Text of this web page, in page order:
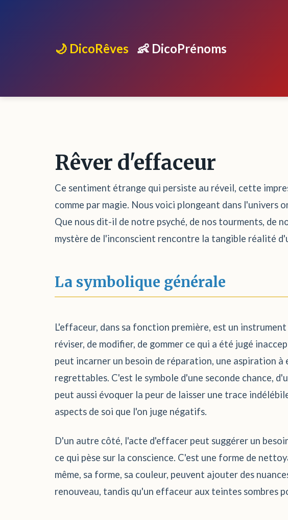
🌙 DicoRêves 👶 DicoPrénoms
Rêver d'effaceur
Ce sentiment étrange qui persiste au réveil, cette
comme par magie. Nous voici plongeant dans l'univers
Que nous dit-il de notre psyché, de nos tourments, de
mystère de l'inconscient rencontre la tangible réalité
La symbolique générale
L'effaceur, dans sa fonction première, est un
réviser, de modifier, de gommer ce qui a été jugé
peut incarner un besoin de réparation, une aspiration à
regrettables. C'est le symbole d'une seconde chance,
peut aussi évoquer la peur de laisser une trace
aspects de soi que l'on juge négatifs.
D'un autre côté, l'acte d'effacer peut suggérer un
ce qui pèse sur la conscience. C'est une forme de
même, sa forme, sa couleur, peuvent ajouter des
renouveau, tandis qu'un effaceur aux teintes sombres